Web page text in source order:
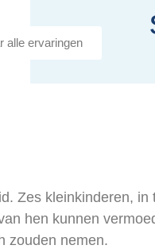
alle ervaringen
Zes kleinkinderen,
hen kunnen
zouden nemen.